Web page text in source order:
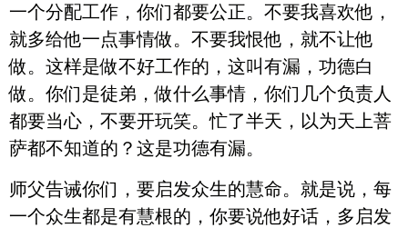
一个分配工作，你们都要公正。不要我喜欢他，
就多给他一点事情做。不要我恨他，就不让他
做。这样是做不好工作的，这叫有漏，功德白
做。你们是徒弟，做什么事情，你们几个负责人
都要当心，不要开玩笑。忙了半天，以为天上菩
萨都不知道的？这是功德有漏。
师父告诫你们，要启发众生的慧命。就是说，每
一个众生都是有慧根的，你要说他好话，多启发